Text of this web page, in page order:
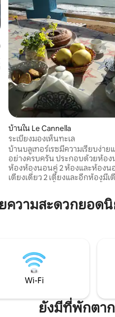
4.92 จาก 5, 76 รีวิว
บ้านใน Le Cannella
ระเบียงมองเห็นทะเล
บ้านบลูเทอร์เรซมีความเรียบง่าย
อย่างครบครัน ประกอบด้วยห้อง
ห้องห้องนอนคู่ 2 ห้องและห้องน
เตียงเดี่ยว 2 เตียงและอีกห้องมีเ
ดินใหญ่ในอากาศทางทะเลที่ได้รั
คุ้มครองห่างออกไปไม่กี่เมตรเป็
ประจำวัน บ้านหลังนี้เปิดรับแสงแ
เสียงทะเล
ความสะดวกยอด
Wi-Fi
ยังมีที่พักตาก